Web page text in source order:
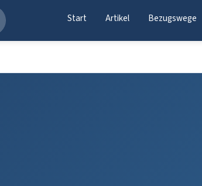
Start Artikel Bezugswege